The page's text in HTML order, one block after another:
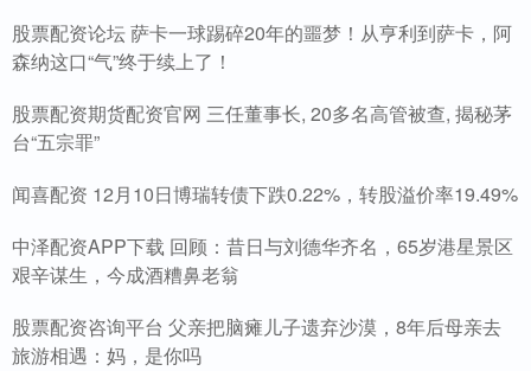
股票配资论坛 萨卡一球踢碎20年的噩梦！从亨利到萨卡，阿
森纳这口“气”终于续上了！
股票配资期货配资官网 三任董事长, 20多名高管被查, 揭秘茅
台“五宗罪”
闻喜配资 12月10日博瑞转债下跌0.22%，转股溢价率19.49%
中泽配资APP下载 回顾：昔日与刘德华齐名，65岁港星景区
艰辛谋生，今成酒糟鼻老翁
股票配资咨询平台 父亲把脑瘫儿子遗弃沙漠，8年后母亲去
旅游相遇：妈，是你吗